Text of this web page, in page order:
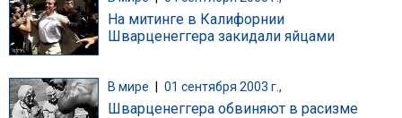
На митинге в Калифорнии
Шварценеггера закидали яйцами
В мире 01 сентября 2003 г.,
Шварценеггера обвиняют в расизме